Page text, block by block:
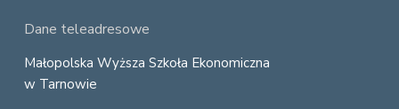
Dane teleadresowe
Małopolska Wyższa Szkoła Ekonomiczna
w Tarnowie